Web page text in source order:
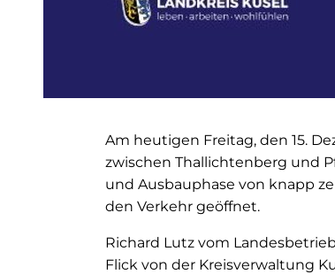
Am heutigen Freitag, den 15.
zwischen Thallichtenberg und
und Ausbauphase von knapp
den Verkehr geöffnet.
Richard Lutz vom
Flick von der Kreisverwaltung